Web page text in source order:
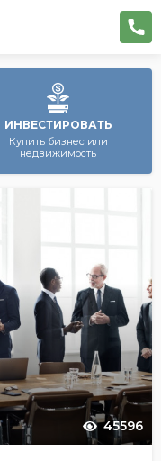
ИНВЕСТИРОВАТЬ
Купить бизнес или
недвижимость
45596